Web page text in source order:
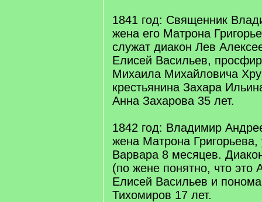
1841 год: Священник
жена его Матрона
служат диакон Лев
Елисей Васильев,
Михаила Михайловича
крестьянина Захара
Анна Захарова 35 лет.
1842 год: Владимир
жена Матрона Григорьева,
Варвара 8 месяцев.
(по жене понятно, что это
Елисей Васильев и
Тихомиров 17 лет.